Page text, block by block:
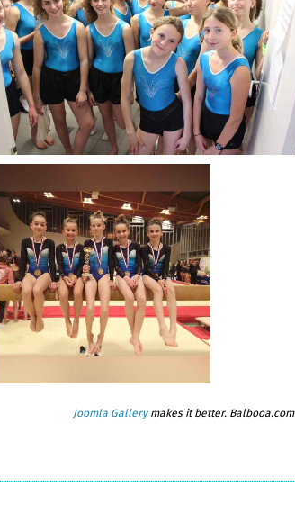
Joomla Gallerymakes it better. Balbooa.com